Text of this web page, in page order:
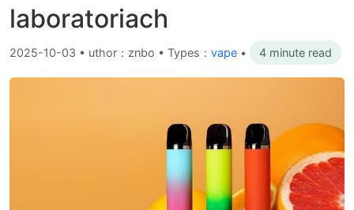
laboratoriach
2025-10-03 • uthor：znbo • Types： vape • 4 minute read